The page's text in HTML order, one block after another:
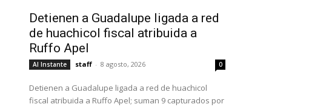
Detienen a Guadalupe ligada a red
de huachicol fiscal atribuida a
Ruffo Apel
Al Instante staff - 8 agosto, 2026 0
Detienen a Guadalupe ligada a red de huachicol
fiscal atribuida a Ruffo Apel; suman 9 capturados por